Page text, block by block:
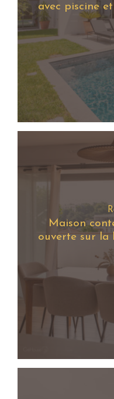
avec piscine
Maison
ouverte sur la